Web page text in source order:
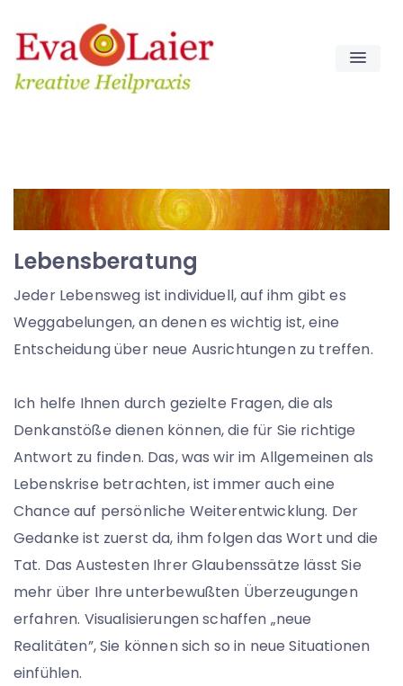
content
Lebensberatung
Jeder Lebensweg ist individuell, auf ihm gibt es
Weggabelungen, an denen es wichtig ist, eine
Entscheidung über neue Ausrichtungen zu treffen.
Ich helfe Ihnen durch gezielte Fragen, die als
Denkanstöße dienen können, die für Sie richtige
Antwort zu finden. Das, was wir im Allgemeinen als
Lebenskrise betrachten, ist immer auch eine
Chance auf persönliche Weiterentwicklung. Der
Gedanke ist zuerst da, ihm folgen das Wort und die
Tat. Das Austesten Ihrer Glaubenssätze lässt Sie
mehr über Ihre unterbewußten Überzeugungen
erfahren. Visualisierungen schaffen „neue
Realitäten”, Sie können sich so in neue Situationen
einfühlen.